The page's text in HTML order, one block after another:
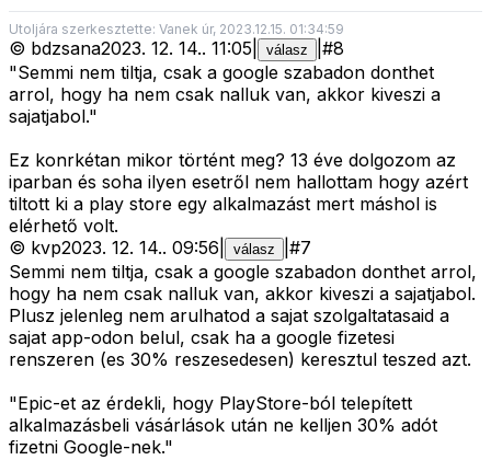
Utoljára szerkesztette: Vanek úr, 2023.12.15. 01:34:59
© bdzsana2023. 12. 14.. 11:05 válasz #8
"Semmi nem tiltja, csak a google szabadon donthet
arrol, hogy ha nem csak nalluk van, akkor kiveszi a
sajatjabol."
Ez konrkétan mikor történt meg? 13 éve dolgozom az
iparban és soha ilyen esetről nem hallottam hogy azért
tiltott ki a play store egy alkalmazást mert máshol is
elérhető volt.
© kvp2023. 12. 14.. 09:56 válasz #7
Semmi nem tiltja, csak a google szabadon donthet arrol,
hogy ha nem csak nalluk van, akkor kiveszi a sajatjabol.
Plusz jelenleg nem arulhatod a sajat szolgaltatasaid a
sajat app-odon belul, csak ha a google fizetesi
renszeren (es 30% reszesedesen) keresztul teszed azt.
"Epic-et az érdekli, hogy PlayStore-ból telepített
alkalmazásbeli vásárlások után ne kelljen 30% adót
fizetni Google-nek."